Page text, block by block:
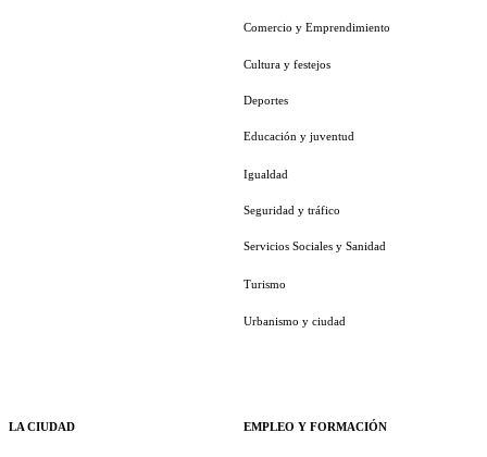
LA CIUDAD
Comercio y Emprendimiento
Cultura y festejos
Deportes
Educación y juventud
Igualdad
Seguridad y tráfico
Servicios Sociales y Sanidad
Turismo
Urbanismo y ciudad
EMPLEO Y FORMACIÓN